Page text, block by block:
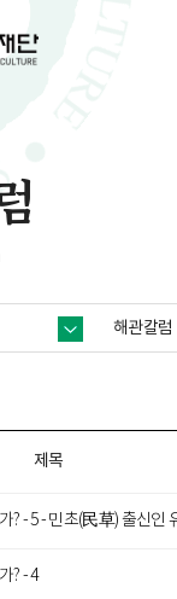
해관칼럼
제목
? - 4